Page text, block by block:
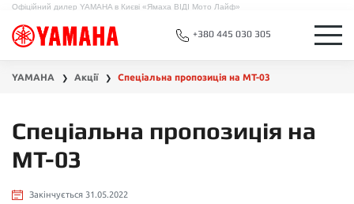
Офіційний дилер YAMAHA в Києві «Ямаха ВІДІ Мото Лайф»
+380 445 030 305
YAMAHA ❯ Акції ❯ Спеціальна пропозиція на MT-03
Спеціальна пропозиція на
MT-03
Закінчується 31.05.2022